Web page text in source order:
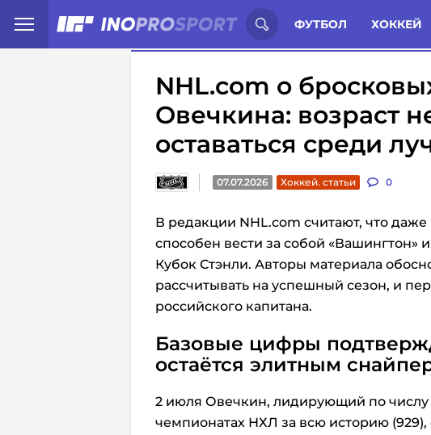
ФУТБОЛ ХОККЕЙ
Иностранцы о спорте России: Статьи
NHL.com о
Овечкина: возраст
оставаться среди
07.07.2026 Хоккей. статьи 0
В редакции NHL.com считают, что даже
способен вести за собой «Вашингтон»
Кубок Стэнли. Авторы материала
рассчитывать на успешный сезон, и
российского капитана.
Базовые цифры
остаётся элитным
2 июля Овечкин, лидирующий по числу
чемпионатах НХЛ за всю историю (929),